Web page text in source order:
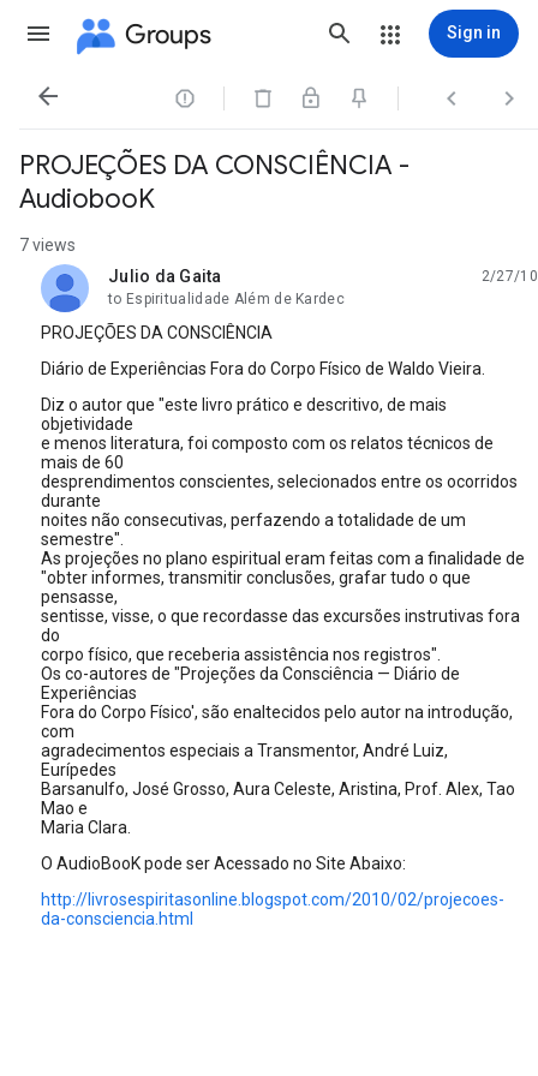
Groups Sign in
   
PROJEÇÕES DA CONSCIÊNCIA -
AudiobooK
7 views
Julio da Gaita
unread,
2/27/10
to Espiritualidade Além de Kardec
PROJEÇÕES DA CONSCIÊNCIA
Diário de Experiências Fora do Corpo Físico de Waldo Vieira.
Diz o autor que "este livro prático e descritivo, de mais
objetividade
e menos literatura, foi composto com os relatos técnicos de
mais de 60
desprendimentos conscientes, selecionados entre os ocorridos
durante
noites não consecutivas, perfazendo a totalidade de um
semestre".
As projeções no plano espiritual eram feitas com a finalidade de
"obter informes, transmitir conclusões, grafar tudo o que
pensasse,
sentisse, visse, o que recordasse das excursões instrutivas fora
do
corpo físico, que receberia assistência nos registros".
Os co-autores de "Projeções da Consciência — Diário de
Experiências
Fora do Corpo Físico', são enaltecidos pelo autor na introdução,
com
agradecimentos especiais a Transmentor, André Luiz,
Eurípedes
Barsanulfo, José Grosso, Aura Celeste, Aristina, Prof. Alex, Tao
Mao e
Maria Clara.
O AudioBooK pode ser Acessado no Site Abaixo:
http://livrosespiritasonline.blogspot.com/2010/02/projecoes-
da-consciencia.html